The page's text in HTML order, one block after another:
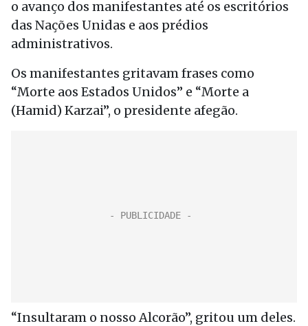
o avanço dos manifestantes até os escritórios
das Nações Unidas e aos prédios
administrativos.
Os manifestantes gritavam frases como
“Morte aos Estados Unidos” e “Morte a
(Hamid) Karzai”, o presidente afegão.
“Insultaram o nosso Alcorão”, gritou um deles.